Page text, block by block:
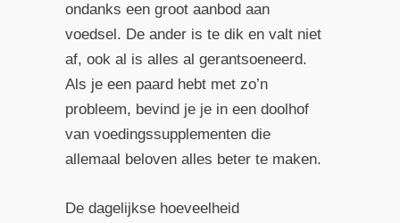
ondanks een groot aanbod aan
voedsel. De ander is te dik en valt niet
af, ook al is alles al gerantsoeneerd.
Als je een paard hebt met zo’n
probleem, bevind je je in een doolhof
van voedingssupplementen die
allemaal beloven alles beter te maken.
De dagelijkse hoeveelheid